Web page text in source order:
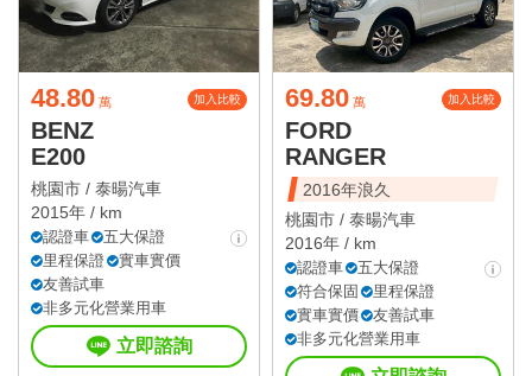
48.80 萬 加入比較
BENZ
E200
桃園市 / 泰暘汽車
2015年 / km
認證車
五大保證
里程保證
實車實價
友善試車
非多元化營業用車
立即諮詢
69.80 萬 加入比較
FORD
RANGER
2016年浪久
桃園市 / 泰暘汽車
2016年 / km
認證車
五大保證
符合保固
里程保證
實車實價
友善試車
非多元化營業用車